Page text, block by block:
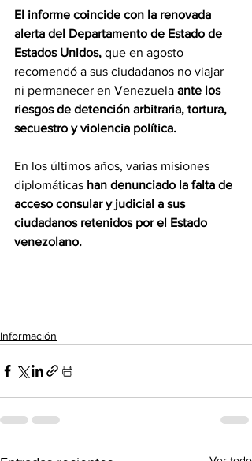
El informe coincide con la renovada
alerta del Departamento de Estado de
Estados Unidos, que en agosto
recomendó a sus ciudadanos no viajar
ni permanecer en Venezuela ante los
riesgos de detención arbitraria, tortura,
secuestro y violencia política.
En los últimos años, varias misiones
diplomáticas han denunciado la falta de
acceso consular y judicial a sus
ciudadanos retenidos por el Estado
venezolano.
Información